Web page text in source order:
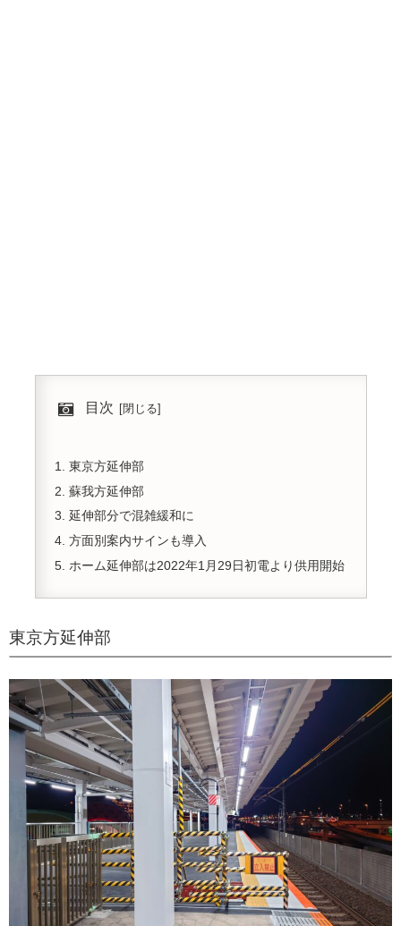
目次
東京方延伸部
蘇我方延伸部
延伸部分で混雑緩和に
方面別案内サインも導入
ホーム延伸部は2022年1月29日初電より供用開始
東京方延伸部